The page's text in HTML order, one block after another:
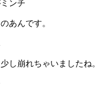
あんです。
し崩れちゃいましたね。